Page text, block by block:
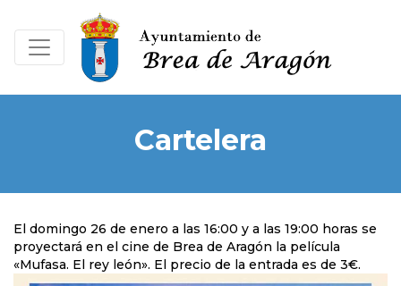
Cartelera
El domingo 26 de enero a las 16:00 y a las 19:00 horas se
proyectará en el cine de Brea de Aragón la película
«Mufasa. El rey león». El precio de la entrada es de 3€.